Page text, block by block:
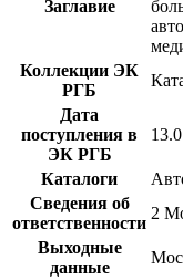
Заглавие
Коллекции ЭК
РГБ
Дата
поступления в
ЭК РГБ
Каталоги
Сведения об
ответственности
2
Выходные
данные